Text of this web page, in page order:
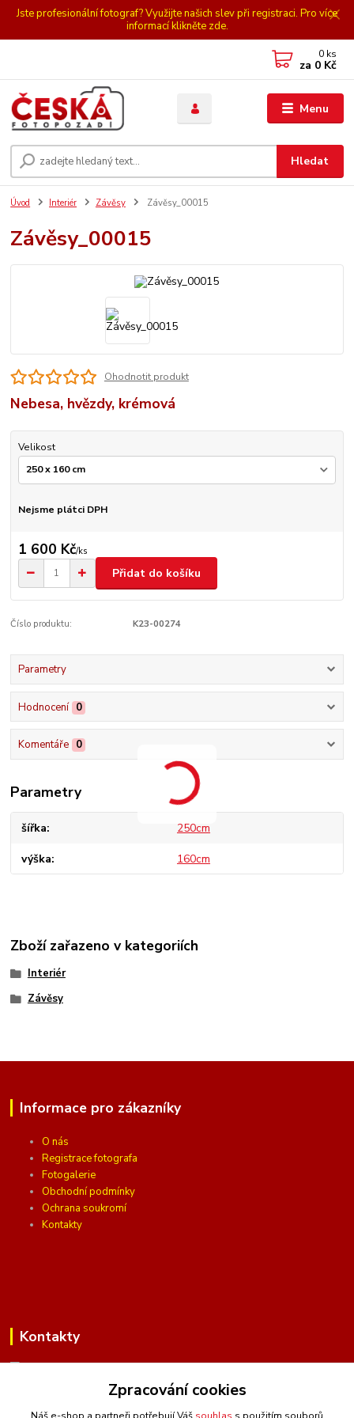
Jste profesionální fotograf? Využijte našich slev při registraci. Pro více
informací klikněte zde.
Menu
Hledat
0 ks
za 0 Kč
Úvod Interiér Závěsy Závěsy_00015
Závěsy_00015
Ohodnotit produkt
Nebesa, hvězdy, krémová
Velikost
Nejsme plátci DPH
1 600 Kč/ks
Přidat do košíku
Číslo produktu: K23-00274
Parametry
Hodnocení 0
Komentáře 0
Parametry
šířka 250cm
výška 160cm
Zboží zařazeno v kategoriích
Interiér
Závěsy
Informace pro zákazníky
O nás
Registrace fotografa
Fotogalerie
Obchodní podmínky
Ochrana soukromí
Kontakty
Kontakty
(Po-Pá, 10 - 16 hod.)
Zpracování cookies